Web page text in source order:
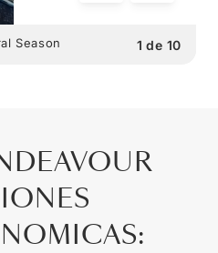
1 de 10
Season
: